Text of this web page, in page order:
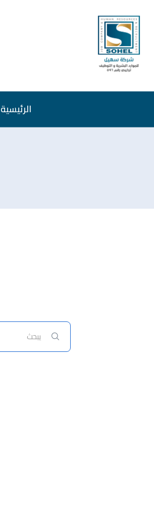
الرئيسية